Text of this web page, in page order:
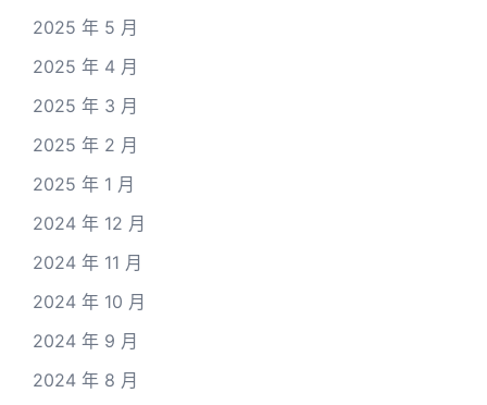
2025 年 5 月
2025 年 4 月
2025 年 3 月
2025 年 2 月
2025 年 1 月
2024 年 12 月
2024 年 11 月
2024 年 10 月
2024 年 9 月
2024 年 8 月